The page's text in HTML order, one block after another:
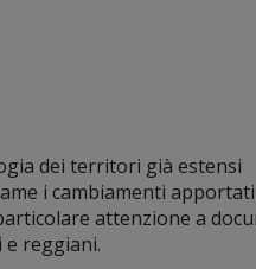
dei territori già estensi
i cambiamenti
attenzione a
reggiani.